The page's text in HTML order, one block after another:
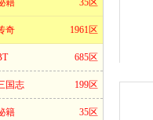
籍 35区
奇 1961区
685区
国志 199区
籍 35区